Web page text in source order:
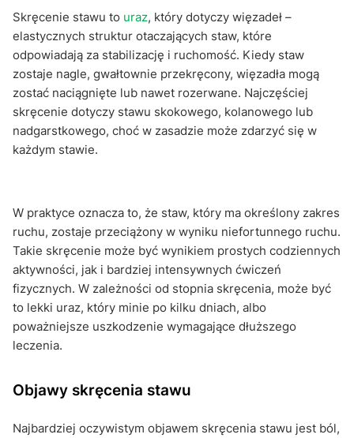
Skręcenie stawu to uraz, który dotyczy więzadeł –
elastycznych struktur otaczających staw, które
odpowiadają za stabilizację i ruchomość. Kiedy staw
zostaje nagle, gwałtownie przekręcony, więzadła mogą
zostać naciągnięte lub nawet rozerwane. Najczęściej
skręcenie dotyczy stawu skokowego, kolanowego lub
nadgarstkowego, choć w zasadzie może zdarzyć się w
każdym stawie.
W praktyce oznacza to, że staw, który ma określony zakres
ruchu, zostaje przeciążony w wyniku niefortunnego ruchu.
Takie skręcenie może być wynikiem prostych codziennych
aktywności, jak i bardziej intensywnych ćwiczeń
fizycznych. W zależności od stopnia skręcenia, może być
to lekki uraz, który minie po kilku dniach, albo
poważniejsze uszkodzenie wymagające dłuższego
leczenia.
Objawy skręcenia stawu
Najbardziej oczywistym objawem skręcenia stawu jest ból,